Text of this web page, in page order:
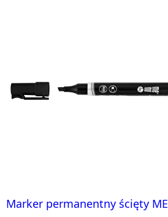
Marker permanentny ścięty